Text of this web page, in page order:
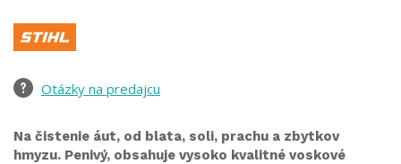
Otázky na predajcu
Na čistenie áut, od blata, soli, prachu a zbytkov
hmyzu. Penivý, obsahuje vysoko kvalitné voskové